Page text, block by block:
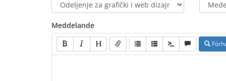
Meddelande